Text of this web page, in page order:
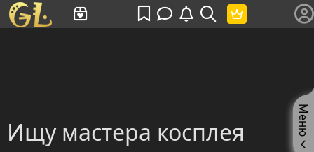
Ищу мастера косплея Меню